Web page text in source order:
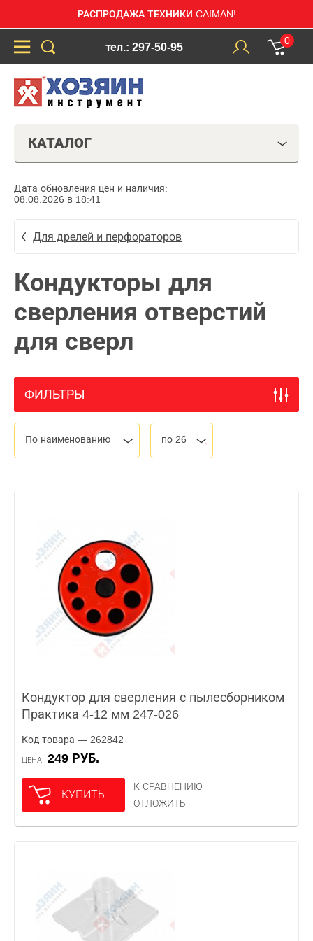
РАСПРОДАЖА ТЕХНИКИ CAIMAN!
тел.: 297-50-95
0
КАТАЛОГ
Дата обновления цен и наличия:
08.08.2026 в 18:41
Для дрелей и перфораторов
Кондукторы для
сверления отверстий
для сверл
ФИЛЬТРЫ
По наименованию по 26
Кондуктор для сверления с пылесборником
Практика 4-12 мм 247-026
Код товара — 262842
ЦЕНА 249 РУБ.
КУПИТЬ
К СРАВНЕНИЮ
ОТЛОЖИТЬ